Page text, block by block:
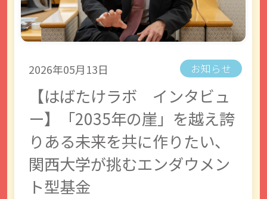
2026年05月13日 お知らせ
【はばたけラボ インタビュ
ー】「2035年の崖」を越え誇
りある未来を共に作りたい、
関西大学が挑むエンダウメン
ト型基金